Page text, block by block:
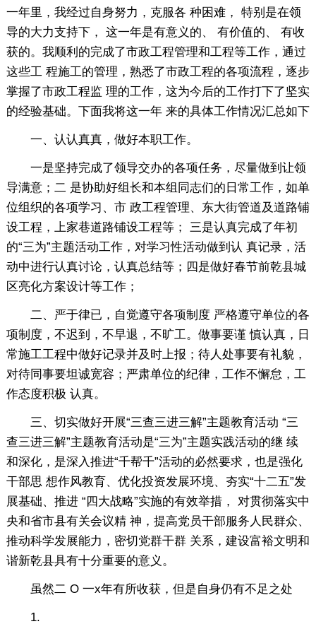
一年里，我经过自身努力，克服各 种困难， 特别是在领
导的大力支持下， 这一年是有意义的、 有价值的、 有收
获的。我顺利的完成了市政工程管理和工程等工作，通过
这些工 程施工的管理，熟悉了市政工程的各项流程，逐步
掌握了市政工程监 理的工作，这为今后的工作打下了坚实
的经验基础。下面我将这一年 来的具体工作情况汇总如下
一、认认真真，做好本职工作。
一是坚持完成了领导交办的各项任务，尽量做到让领
导满意；二 是协助好组长和本组同志们的日常工作，如单
位组织的各项学习、市 政工程管理、东大街管道及道路铺
设工程，上家巷道路铺设工程等； 三是认真完成了年初
的“三为”主题活动工作，对学习性活动做到认 真记录，活
动中进行认真讨论，认真总结等；四是做好春节前乾县城
区亮化方案设计等工作；
二、严于律已，自觉遵守各项制度 严格遵守单位的各
项制度，不迟到，不早退，不旷工。做事要谨 慎认真，日
常施工工程中做好记录并及时上报；待人处事要有礼貌，
对待同事要坦诚宽容；严肃单位的纪律，工作不懈怠，工
作态度积极 认真。
三、切实做好开展“三查三进三解”主题教育活动 “三
查三进三解”主题教育活动是“三为”主题实践活动的继 续
和深化，是深入推进“千帮千”活动的必然要求，也是强化
干部思 想作风教育、优化投资发展环境、夯实“十二五”发
展基础、推进 “四大战略”实施的有效举措， 对贯彻落实中
央和省市县有关会议精 神，提高党员干部服务人民群众、
推动科学发展能力，密切党群干群 关系，建设富裕文明和
谐新乾县具有十分重要的意义。
虽然二 O 一x年有所收获，但是自身仍有不足之处
1.